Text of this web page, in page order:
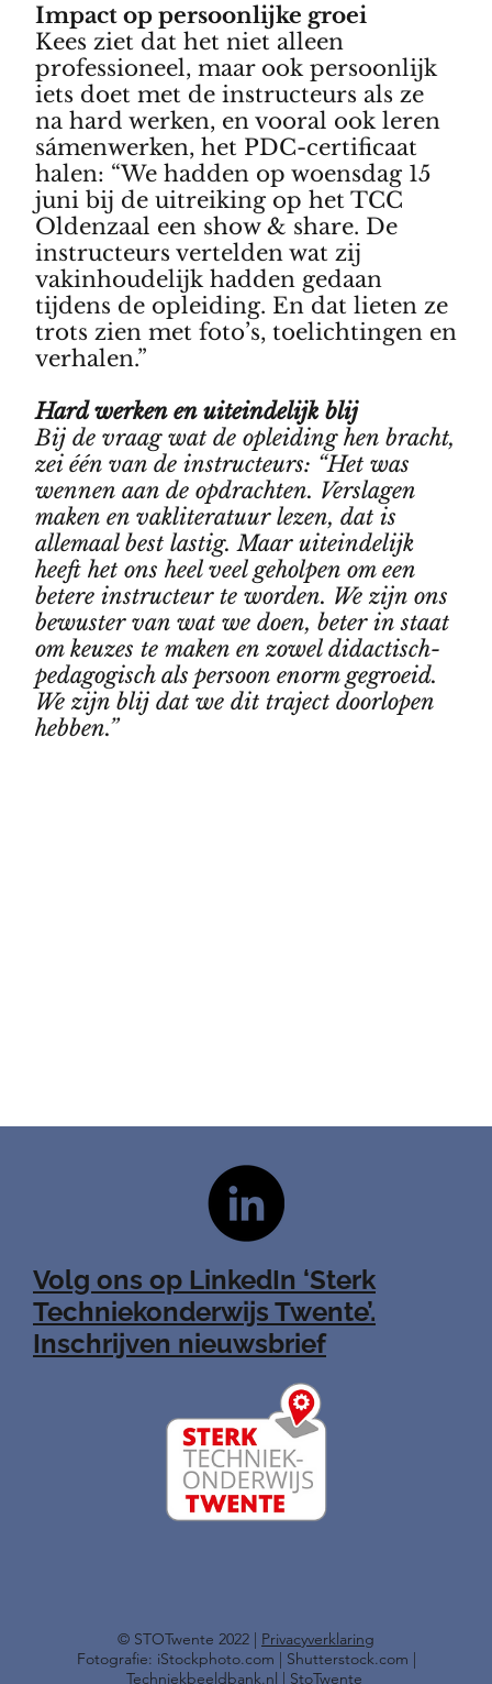
Impact op persoonlijke groei
Kees ziet dat het niet alleen
professioneel, maar ook persoonlijk
iets doet met de instructeurs als ze
na hard werken, en vooral ook leren
sámenwerken, het PDC-certificaat
halen: “We hadden op woensdag 15
juni bij de uitreiking op het TCC
Oldenzaal een show & share. De
instructeurs vertelden wat zij
vakinhoudelijk hadden gedaan
tijdens de opleiding. En dat lieten ze
trots zien met foto’s, toelichtingen en
verhalen.”
Hard werken en uiteindelijk blij
Bij de vraag wat de opleiding hen bracht,
zei één van de instructeurs: “Het was
wennen aan de opdrachten. Verslagen
maken en vakliteratuur lezen, dat is
allemaal best lastig. Maar uiteindelijk
heeft het ons heel veel geholpen om een
betere instructeur te worden. We zijn ons
bewuster van wat we doen, beter in staat
om keuzes te maken en zowel didactisch-
pedagogisch als persoon enorm gegroeid.
We zijn blij dat we dit traject doorlopen
hebben.”
Volg ons op LinkedIn ‘Sterk
Techniekonderwijs Twente’.
Inschrijven nieuwsbrief
​© STOTwente 2022 | Privacyverklaring
Fotografie: iStockphoto.com | Shutterstock.com |
Techniekbeeldbank.nl | StoTwente